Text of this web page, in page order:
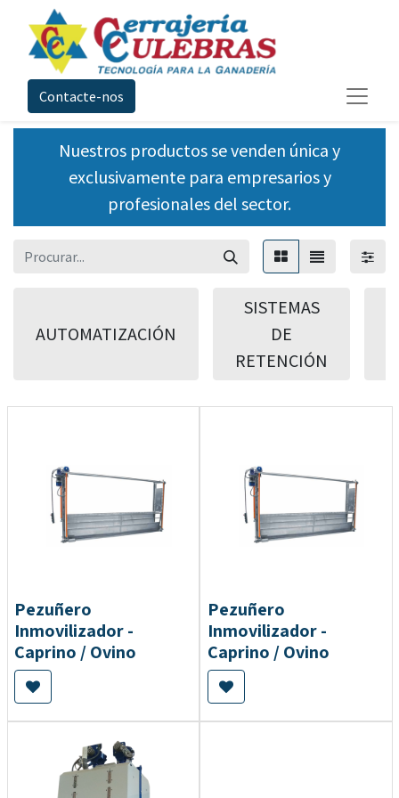
Contacte-nos
Nuestros productos se venden única y
exclusivamente para empresarios y
profesionales del sector.
AUTOMATIZACIÓN
SISTEMAS
DE
RETENCIÓN
Pezuñero
Inmovilizador -
Caprino / Ovino
Pezuñero
Inmovilizador -
Caprino / Ovino